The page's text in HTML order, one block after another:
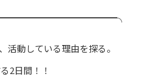
活動している理由を探る。
2日間！！